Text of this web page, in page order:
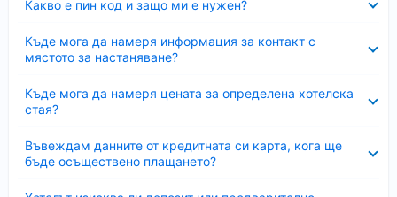
Какво е пин код и защо ми е нужен?
Къде мога да намеря информация за контакт с
мястото за настаняване?
Къде мога да намеря цената за определена хотелска
стая?
Въвеждам данните от кредитната си карта, кога ще
бъде осъществено плащането?